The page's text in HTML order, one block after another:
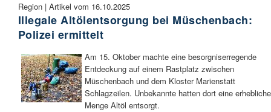
Region | Artikel vom 16.10.2025
Illegale Altölentsorgung bei Müschenbach:
Polizei ermittelt
Am 15. Oktober machte eine besorgniserregende
Entdeckung auf einem Rastplatz zwischen
Müschenbach und dem Kloster Marienstatt
Schlagzeilen. Unbekannte hatten dort eine erhebliche
Menge Altöl entsorgt.